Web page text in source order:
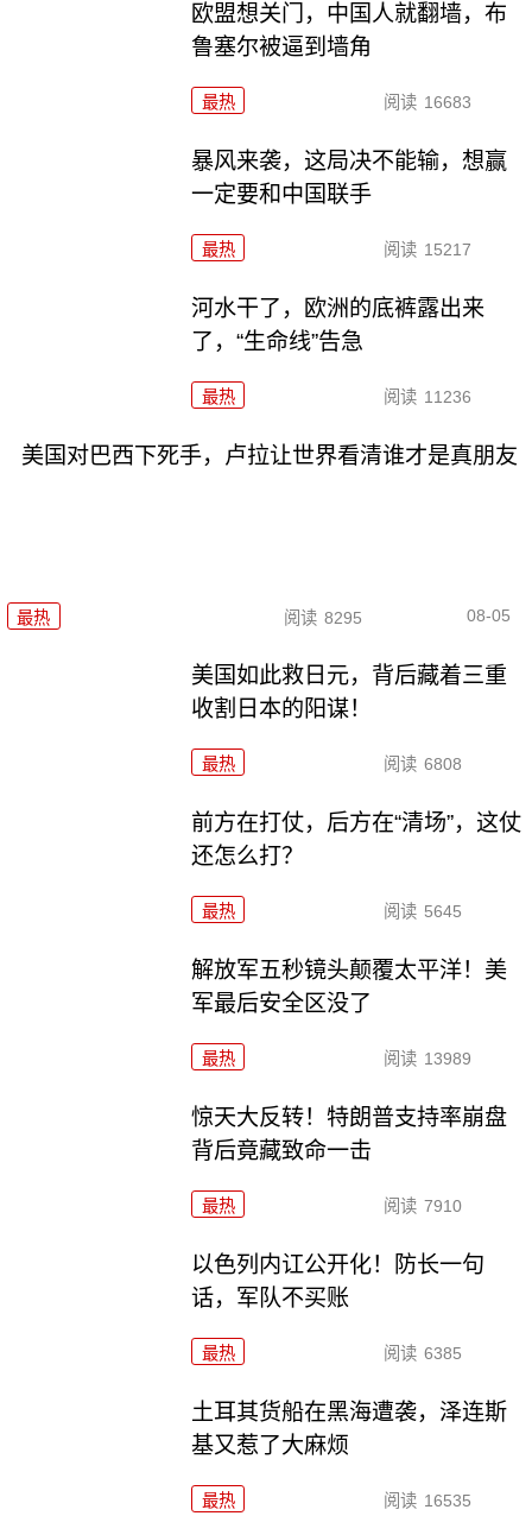
欧盟想关门，中国人就翻墙，布
鲁塞尔被逼到墙角
最热 阅读 16683
暴风来袭，这局决不能输，想赢
一定要和中国联手
最热 阅读 15217
河水干了，欧洲的底裤露出来
了，“生命线”告急
最热 阅读 11236
美国对巴西下死手，卢拉让世界看清谁才是真朋友
最热 阅读 8295 08-05
美国如此救日元，背后藏着三重
收割日本的阳谋！
最热 阅读 6808
前方在打仗，后方在“清场”，这仗
还怎么打？
最热 阅读 5645
解放军五秒镜头颠覆太平洋！美
军最后安全区没了
最热 阅读 13989
惊天大反转！特朗普支持率崩盘
背后竟藏致命一击
最热 阅读 7910
以色列内讧公开化！防长一句
话，军队不买账
最热 阅读 6385
土耳其货船在黑海遭袭，泽连斯
基又惹了大麻烦
最热 阅读 16535